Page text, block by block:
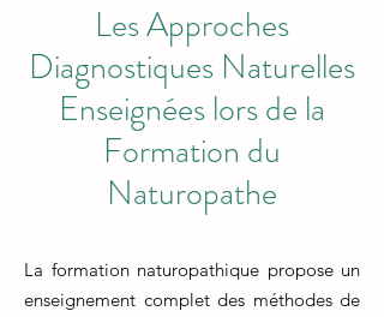
Les Approches
Diagnostiques Naturelles
Enseignées lors de la
Formation du
Naturopathe
La formation naturopathique propose un
enseignement complet des méthodes de